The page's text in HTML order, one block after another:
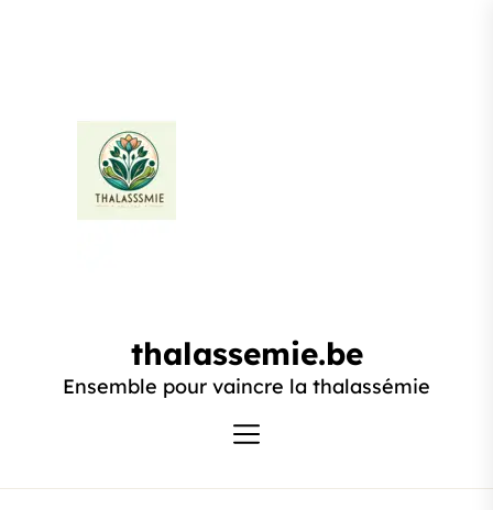
thalassemie.be
thalassemie.be
Ensemble pour vaincre la thalassémie